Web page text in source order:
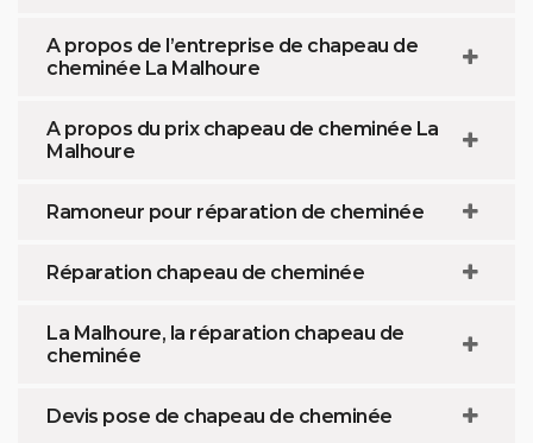
A propos de l’entreprise de chapeau de
cheminée La Malhoure
A propos du prix chapeau de cheminée La
Malhoure
Ramoneur pour réparation de cheminée
Réparation chapeau de cheminée
La Malhoure, la réparation chapeau de
cheminée
Devis pose de chapeau de cheminée